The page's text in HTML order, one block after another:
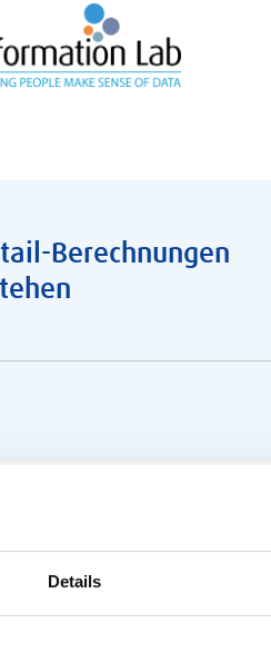
Details
Berechnungen